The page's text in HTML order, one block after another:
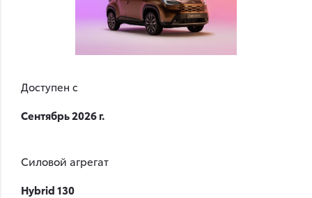
Доступен с
Сентябрь 2026 г.
Силовой агрегат
Hybrid 130